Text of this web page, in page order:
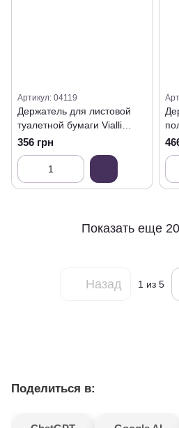
Артикул: 04119
Держатель для листовой
туалетной бумаги Vialli
черный
356 грн
Показать еще
Назад 1 из 5
Поделиться в: